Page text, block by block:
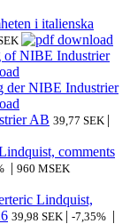
i italienska
of NIBE Industrier
der NIBE Industrier
AB 39,77 SEK |
comments
| 960 MSEK
Lindquist,
39,98 SEK | -7,35% |